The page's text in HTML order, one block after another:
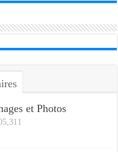
et Photos